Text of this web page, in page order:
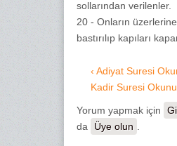
sollarından verilenler.
20 - Onların
bastırılıp kapıları
‹ Adiyat Suresi
Kadir Suresi
Yorum yapmak için
da
Üye olun .